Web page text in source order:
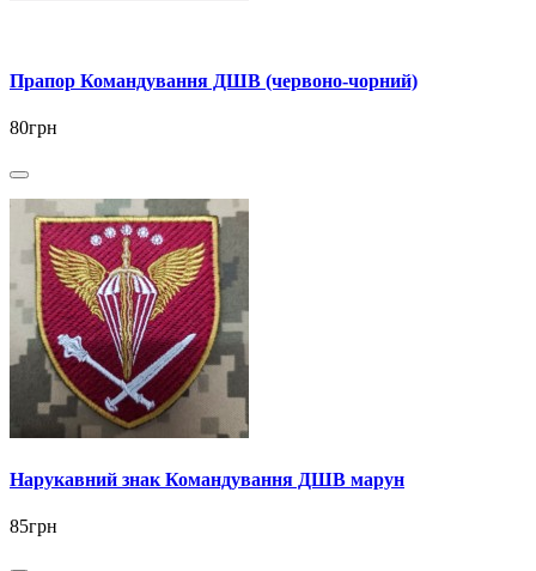
Прапор Командування ДШВ (червоно-чорний)
80грн
Нарукавний знак Командування ДШВ марун
85грн